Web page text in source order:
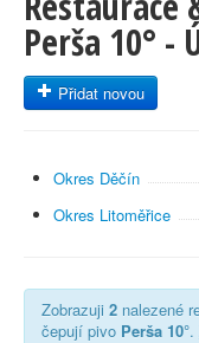
Perša 10° -
Přidat novou
Okres Děčín
Okres Litoměřice
Zobrazuji 2 nalezené
čepují pivo Perša 10°.